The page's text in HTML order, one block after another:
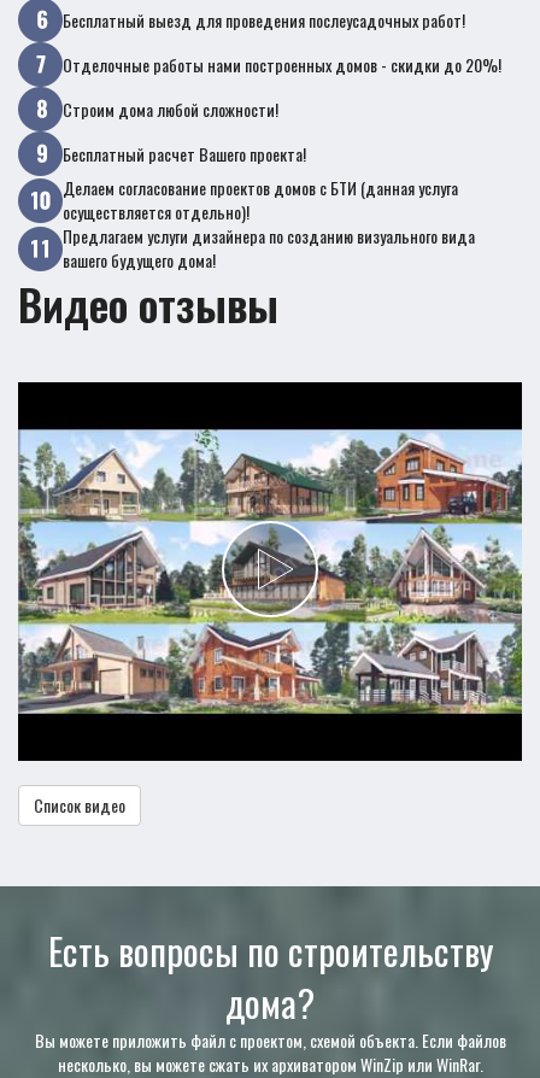
Бесплатный выезд для проведения послеусадочных работ!
Отделочные работы нами построенных домов - скидки до 20%!
Строим дома любой сложности!
Бесплатный расчет Вашего проекта!
Делаем согласование проектов домов с БТИ (данная услуга
осуществляется отдельно)!
Предлагаем услуги дизайнера по созданию визуального вида
вашего будущего дома!
Видео отзывы
Список видео
Есть вопросы по строительству
дома?
Вы можете приложить файл с проектом, схемой объекта. Если файлов
несколько, вы можете сжать их архиватором WinZip или WinRar.